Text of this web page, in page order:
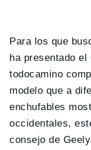
Para los que
ha presentado el
todocamino
modelo que a
enchufables
occidentales,
consejo de